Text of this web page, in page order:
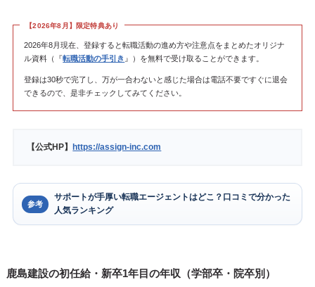
【2026年8月】限定特典あり
2026年8月現在、登録すると転職活動の進め方や注意点をまとめたオリジナ
ル資料（『転職活動の手引き 』）を無料で受け取ることができます。
登録は30秒で完了し、万が一合わないと感じた場合は電話不要ですぐに退会
できるので、是非チェックしてみてください。
【公式HP】 https://assign-inc.com
参考
サポートが手厚い転職エージェントはどこ？口コミで分かった
人気ランキング
鹿島建設の初任給・新卒1年目の年収（学部卒・院卒別）